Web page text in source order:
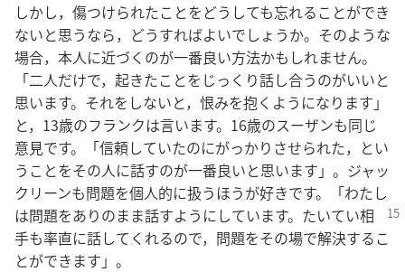
しかし，傷つけられたことをどうしても忘れることができ
ないと思うなら，どうすればよいでしょうか。そのような
場合，本人に近づくのが一番良い方法かもしれません。
「二人だけで，起きたことをじっくり話し合うのがいいと
思います。それをしないと，恨みを抱くようになります」
と，13歳のフランクは言います。16歳のスーザンも同じ
意見です。「信頼していたのにがっかりさせられた，とい
うことをその人に話すのが一番良いと思います」。ジャッ
クリーンも問題を個人的に扱うほうが好きです。「わたし
は問題をありのまま話すようにしています。たいてい相
手も率直に話してくれるので，問題をその場で解決するこ
とができます」。